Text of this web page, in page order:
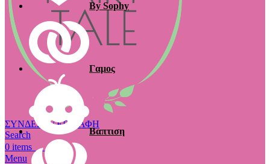
ΣΥΝΔΕΣΗ / ΕΓΓΡΑΦΗ
Search
0 items €0.00
Menu
By Sophy
Γαμος
Βαπτιση